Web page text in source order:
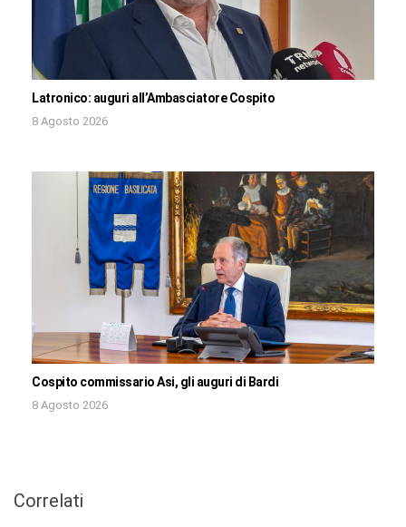
Latronico: auguri all’Ambasciatore Cospito
8 Agosto 2026
Cospito commissario Asi, gli auguri di Bardi
8 Agosto 2026
Correlati